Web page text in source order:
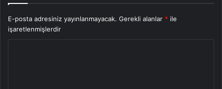
E-posta adresiniz yayınlanmayacak. Gerekli alanlar * ile
işaretlenmişlerdir